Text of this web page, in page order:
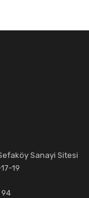
Sanayi Sitesi
19
94